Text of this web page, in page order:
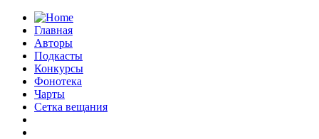
Главная
Авторы
Подкасты
Конкурсы
Фонотека
Чарты
Сетка вещания